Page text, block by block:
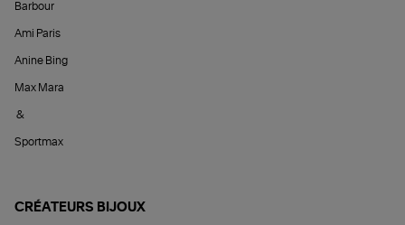
Barbour
Ami Paris
Anine Bing
Max Mara
&
Sportmax
CRÉATEURS BIJOUX